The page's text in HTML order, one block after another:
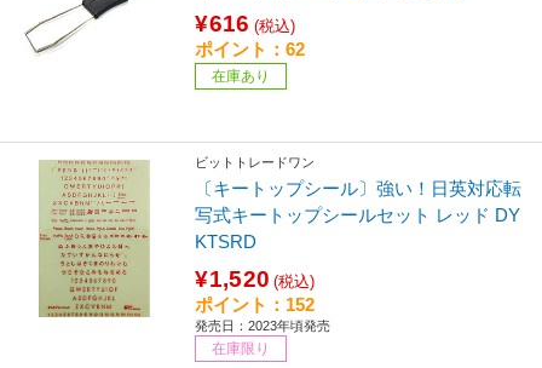
¥616 (税込)
ポイント：62
在庫あり
ビットトレードワン
〔キートップシール〕強い！日英対応転
写式キートップシールセット レッド DY
KTSRD
¥1,520 (税込)
ポイント：152
発売日：2023年頃発売
在庫限り